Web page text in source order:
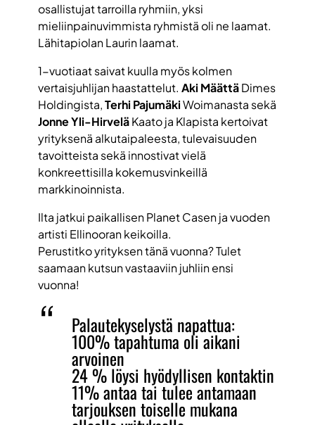
osallistujat tarroilla ryhmiin, yksi
mieliinpainuvimmista ryhmistä oli ne laamat.
Lähitapiolan Laurin laamat.
1-vuotiaat saivat kuulla myös kolmen
vertaisjuhlijan haastattelut.Aki MäättäDimes
Holdingista,Terhi PajumäkiWoimanasta sekä
Jonne Yli-HirveläKaato ja Klapista kertoivat
yrityksenä alkutaipaleesta, tulevaisuuden
tavoitteista sekä innostivat vielä
konkreettisilla kokemusvinkeillä
markkinoinnista.
Ilta jatkui paikallisen Planet Casen ja vuoden
artisti Ellinooran keikoilla.
Perustitko yrityksen tänä vuonna? Tulet
saamaan kutsun vastaaviin juhliin ensi
vuonna!
Palautekyselystä napattua:
100% tapahtuma oli aikani
arvoinen
24 % löysi hyödyllisen kontaktin
11% antaa tai tulee antamaan
tarjouksen toiselle mukana